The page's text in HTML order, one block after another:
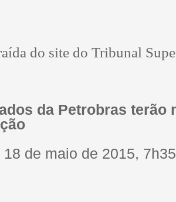
do site do Tribunal
da Petrobras terão
de maio de 2015,